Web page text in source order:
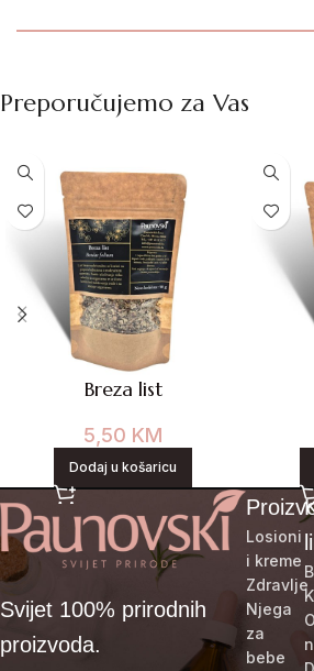
Preporučujemo za Vas
Breza list
5,50 KM
Dodaj u košaricu
Svijet 100% prirodnih
proizvoda.
Losioni
i kreme
Zdravlje
Njega
za
bebe
O